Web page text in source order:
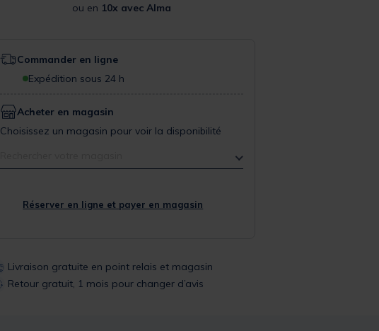
ou en 10x avec Alma
Commander en ligne
Expédition sous 24 h
Acheter en magasin
Choisissez un magasin pour voir la disponibilité
Réserver en ligne et payer en magasin
Livraison gratuite en point relais et magasin
Retour gratuit, 1 mois pour changer d’avis